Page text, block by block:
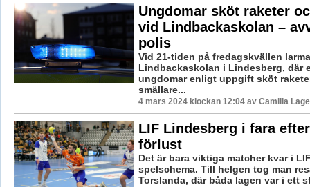
Ungdomar sköt raketer
vid Lindbackaskolan –
polis
Vid 21-tiden på fredagskvällen
Lindbackaskolan i Lindesberg, där
ungdomar enligt uppgift sköt
smällare...
4 mars 2024 klockan 12:04 av Camilla
LIF Lindesberg i fara
förlust
Det är bara viktiga matcher kvar i
spelschema. Till helgen tog man
Torslanda, där båda lagen var i ett